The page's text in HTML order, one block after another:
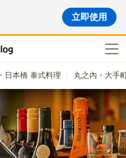
立即使用
日本橋 泰式料理 丸之內・大手